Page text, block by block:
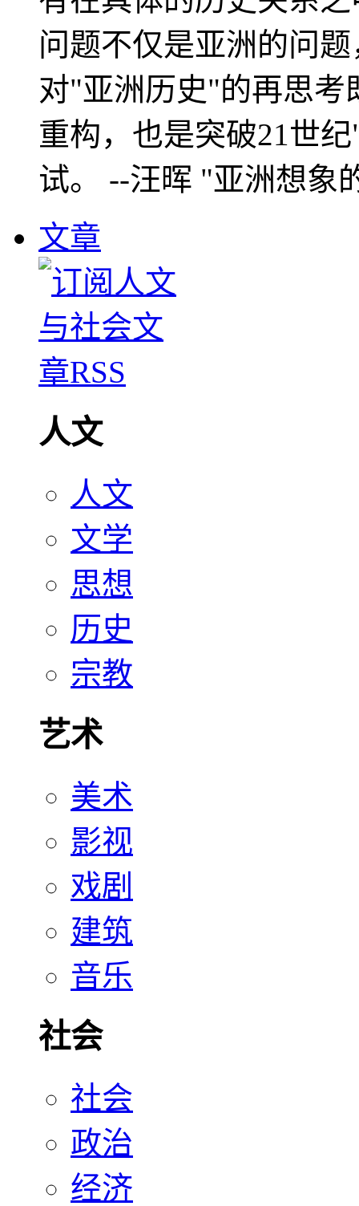
问题不仅是亚洲的问
对"亚洲历史"的再思考
重构，也是突破21世
试。 --汪晖 "亚洲想象
文章
人文
人文
文学
思想
历史
宗教
艺术
美术
影视
戏剧
建筑
音乐
社会
社会
政治
经济